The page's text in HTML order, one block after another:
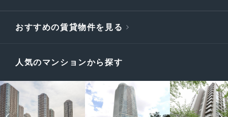
おすすめの賃貸物件を見る
人気のマンションから探す